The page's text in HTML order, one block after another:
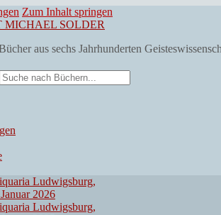
Zum Inhalt springen
SOLDER
aus sechs Jahrhunderten
Ludwigsburg,
2026
Ludwigsburg,